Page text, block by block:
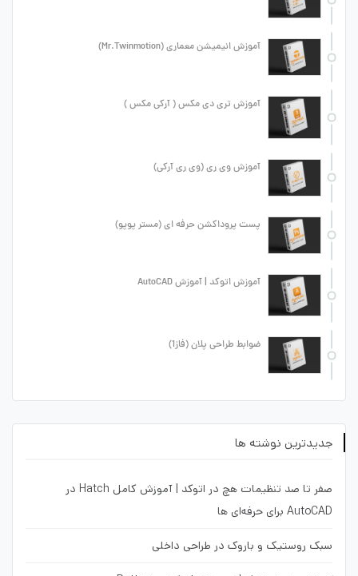
آموزش انیمیشن معماری (Mr.Twinmotion)
آموزش تری دی مکس ( آرکی مکس )
آموزش وی ری (وی ری آرکی)
پست پروداکشن حرفه ای (مستر پوپو)
آموزش اتوکد | آموزش AutoCAD
ضوابط طراحی پلان (فاز1)
جدیدترین نوشته ها
صفر تا صد تنظیمات هچ در اتوکد | آموزش کامل Hatch در
AutoCAD برای حرفه‌ای ها
سبک روستیک و باروک در طراحی داخلی